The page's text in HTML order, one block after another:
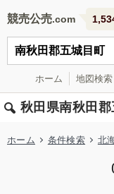
競売公売
ホーム 地図検索
秋田県南秋田
ホーム 条件検索 北